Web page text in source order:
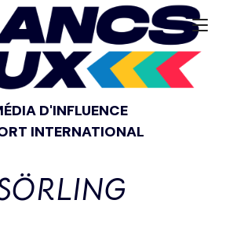
D'INFLUENCE
INTERNATIONAL